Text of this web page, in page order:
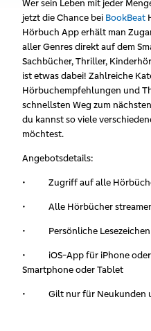
Wer sein Leben mit jeder
jetzt die Chance bei BookBeat
Hörbuch App erhält man
aller Genres direkt auf dem
Sachbücher, Thriller,
ist etwas dabei! Zahlreiche
Hörbuchempfehlungen und
schnellsten Weg zum
du kannst so viele
möchtest.
Angebotsdetails:
• Zugriff auf alle
• Alle Hörbücher streamen
• Persönliche Lesezeichen
• iOS-App für iPhone oder
Smartphone oder Tablet
• Gilt nur für Neukunden